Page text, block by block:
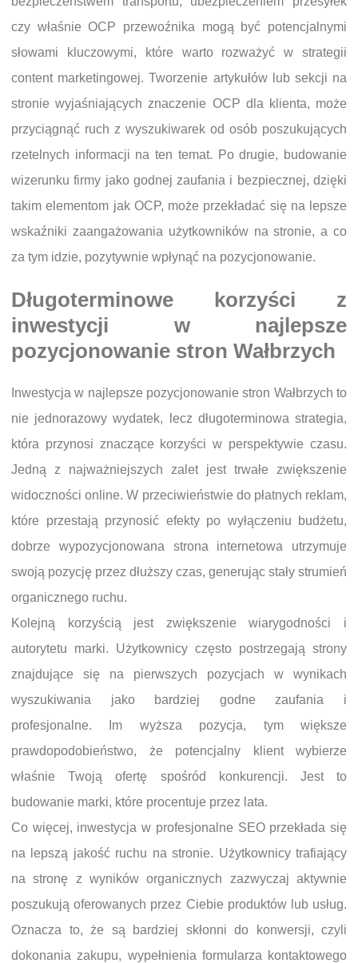
czy właśnie OCP przewoźnika mogą być potencjalnymi
słowami kluczowymi, które warto rozważyć w strategii
content marketingowej. Tworzenie artykułów lub sekcji na
stronie wyjaśniających znaczenie OCP dla klienta, może
przyciągnąć ruch z wyszukiwarek od osób poszukujących
rzetelnych informacji na ten temat. Po drugie, budowanie
wizerunku firmy jako godnej zaufania i bezpiecznej, dzięki
takim elementom jak OCP, może przekładać się na lepsze
wskaźniki zaangażowania użytkowników na stronie, a co
za tym idzie, pozytywnie wpłynąć na pozycjonowanie.
Długoterminowe korzyści z
inwestycji w najlepsze
pozycjonowanie stron Wałbrzych
Inwestycja w najlepsze pozycjonowanie stron Wałbrzych to
nie jednorazowy wydatek, lecz długoterminowa strategia,
która przynosi znaczące korzyści w perspektywie czasu.
Jedną z najważniejszych zalet jest trwałe zwiększenie
widoczności online. W przeciwieństwie do płatnych reklam,
które przestają przynosić efekty po wyłączeniu budżetu,
dobrze wypozycjonowana strona internetowa utrzymuje
swoją pozycję przez dłuższy czas, generując stały strumień
organicznego ruchu.
Kolejną korzyścią jest zwiększenie wiarygodności i
autorytetu marki. Użytkownicy często postrzegają strony
znajdujące się na pierwszych pozycjach w wynikach
wyszukiwania jako bardziej godne zaufania i
profesjonalne. Im wyższa pozycja, tym większe
prawdopodobieństwo, że potencjalny klient wybierze
właśnie Twoją ofertę spośród konkurencji. Jest to
budowanie marki, które procentuje przez lata.
Co więcej, inwestycja w profesjonalne SEO przekłada się
na lepszą jakość ruchu na stronie. Użytkownicy trafiający
na stronę z wyników organicznych zazwyczaj aktywnie
poszukują oferowanych przez Ciebie produktów lub usług.
Oznacza to, że są bardziej skłonni do konwersji, czyli
dokonania zakupu, wypełnienia formularza kontaktowego